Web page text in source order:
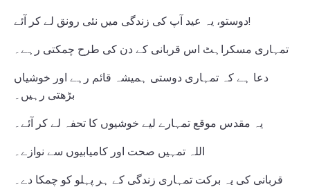
دوستو، یہ عید آپ کی زندگی میں نئی رونق لے کر آئے!
تمہاری مسکراہٹ اس قربانی کے دن کی طرح چمکتی رہے۔
دعا ہے کہ تمہاری دوستی ہمیشہ قائم رہے اور خوشیاں
بڑھتی رہیں۔
یہ مقدس موقع تمہارے لیے خوشیوں کا تحفہ لے کر آئے۔
اللہ تمہیں صحت اور کامیابیوں سے نوازے۔
قربانی کی یہ برکت تمہاری زندگی کے ہر پہلو کو چمکا دے۔